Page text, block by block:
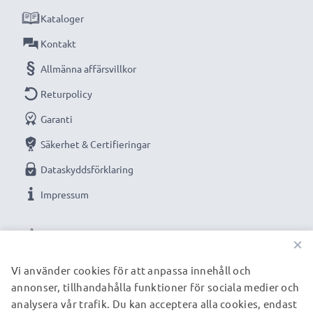
Strömkabel: ca 3m laddningskabel
Oändlig strömförsörjning till din Nikon kamera
med vår subtel AC-adapter. Beställ nu för snabb
leverans & 3 års garanti!
VÅRA BETALNINGSALTERNATIV
Kataloger
Kontakt
Allmänna affärsvillkor
Returpolicy
Garanti
Säkerhet & Certifieringar
Dataskyddsförklaring
Impressum
VÅRA FRAKTPARTNERS
×
Vi använder cookies för att anpassa innehåll och
annonser, tillhandahålla funktioner för sociala medier och
analysera vår trafik. Du kan acceptera alla cookies, endast